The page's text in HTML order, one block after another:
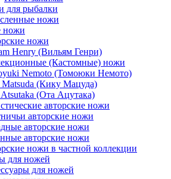
для рыбалки
ножи
ножи
ножи
Henry (Вильям Генри)
(Кастомные) ножи
Nemoto (Томоюки Немото)
(Кику Мацуда)
(Ота Ацутака)
авторские ножи
авторские ножи
авторские ножи
авторские ножи
ножи в частной коллекции
для ножей
для ножей